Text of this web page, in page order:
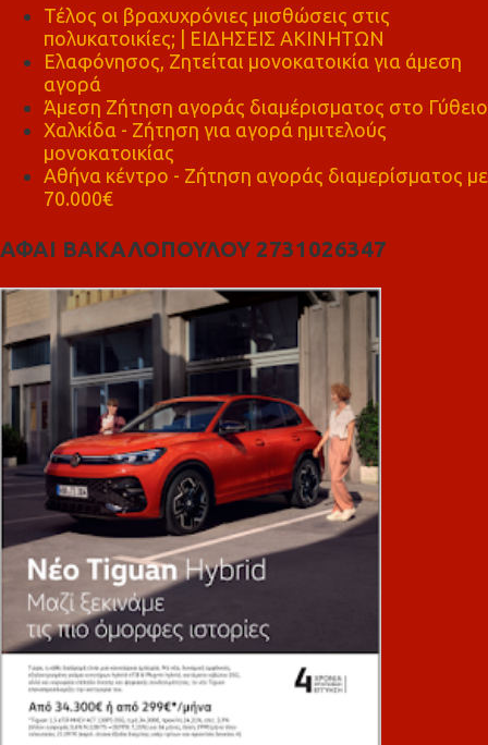
Τέλος οι βραχυχρόνιες μισθώσεις στις
πολυκατοικίες; | ΕΙΔΗΣΕΙΣ ΑΚΙΝΗΤΩΝ
Ελαφόνησος, Ζητείται μονοκατοικία για άμεση
αγορά
Άμεση Ζήτηση αγοράς διαμέρισματος στο Γύθειο
Χαλκίδα - Ζήτηση για αγορά ημιτελούς
μονοκατοικίας
Αθήνα κέντρο - Ζήτηση αγοράς διαμερίσματος με
70.000€
ΑΦΑΙ ΒΑΚΑΛΟΠΟΥΛΟΥ 2731026347